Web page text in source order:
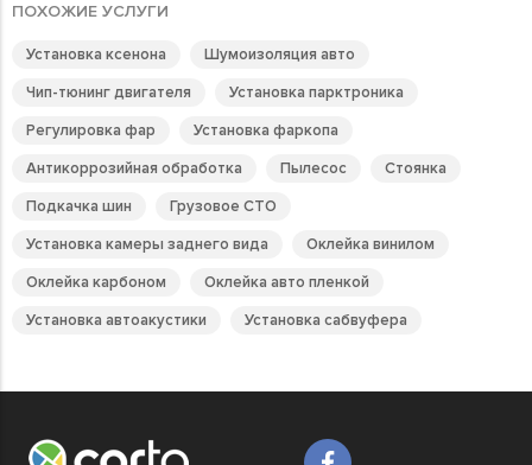
ПОХОЖИЕ УСЛУГИ
Установка ксенона
Шумоизоляция авто
Чип-тюнинг двигателя
Установка парктроника
Регулировка фар
Установка фаркопа
Антикоррозийная обработка
Пылесос
Стоянка
Подкачка шин
Грузовое СТО
Установка камеры заднего вида
Оклейка винилом
Оклейка карбоном
Оклейка авто пленкой
Установка автоакустики
Установка сабвуфера